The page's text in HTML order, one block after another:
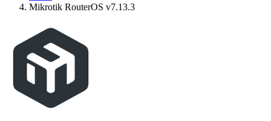
Mikrotik RouterOS v7.13.3